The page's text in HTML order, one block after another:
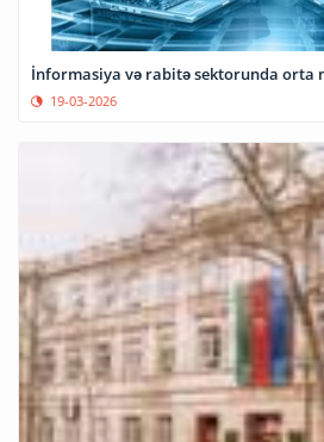
İnformasiya və rabitə sektorunda orta
19-03-2026